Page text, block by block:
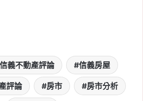
義不動產評論 信義房屋
評論 房市 房市分析